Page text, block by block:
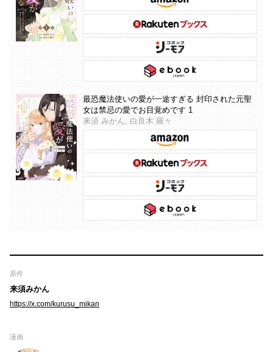
最恐魔法使いの愛が一途すぎる 封印された元聖
女は禁忌の愛でお目覚めです 1
来須 みかん, 白良木 羅々
原作
来須みかん
https://x.com/kurusu_mikan
漫画